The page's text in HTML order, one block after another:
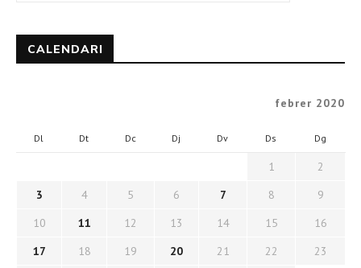
CALENDARI
febrer 2020
Dl Dt Dc Dj Dv Ds Dg
1
2
3
4 5 6 7 8
9
10
11 12 13 14 15
16
17
18 19 20 21 22
23